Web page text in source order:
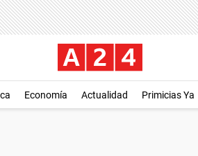
Economía Actualidad Primicias Ya